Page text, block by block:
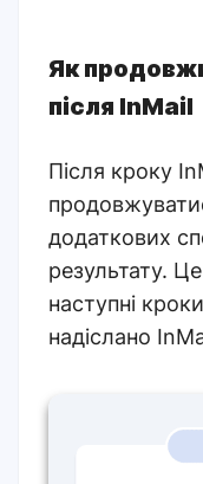
Як
після InMail
Після кроку
додаткових
результату.
наступні
надіслано